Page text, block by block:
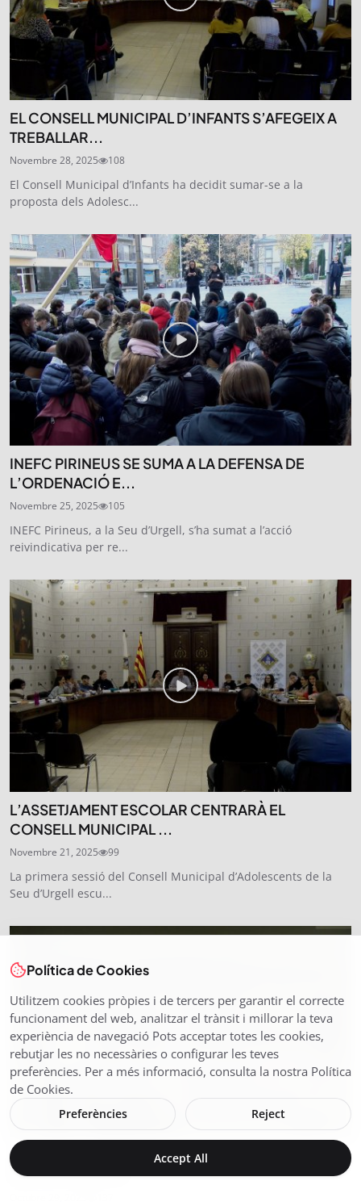
EL CONSELL MUNICIPAL D’INFANTS S’AFEGEIX A
TREBALLAR...
Novembre 28, 2025 108
El Consell Municipal d’Infants ha decidit sumar-se a la
proposta dels Adolesc...
INEFC PIRINEUS SE SUMA A LA DEFENSA DE
L’ORDENACIÓ E...
Novembre 25, 2025 105
INEFC Pirineus, a la Seu d’Urgell, s’ha sumat a l’acció
reivindicativa per re...
L’ASSETJAMENT ESCOLAR CENTRARÀ EL
CONSELL MUNICIPAL ...
Novembre 21, 2025 99
La primera sessió del Consell Municipal d’Adolescents de la
Seu d’Urgell escu...
ALUMNAT D’INEFC PIRINEUS ES FORMA EN
ESPORT ADAPTAT
Política de Cookies
Utilitzem cookies pròpies i de tercers per garantir el correcte
funcionament del web, analitzar el trànsit i millorar la teva
experiència de navegació Pots acceptar totes les cookies,
rebutjar les no necessàries o configurar les teves
preferències. Per a més informació, consulta la nostra Política
de Cookies.
Preferències Reject
Accept All